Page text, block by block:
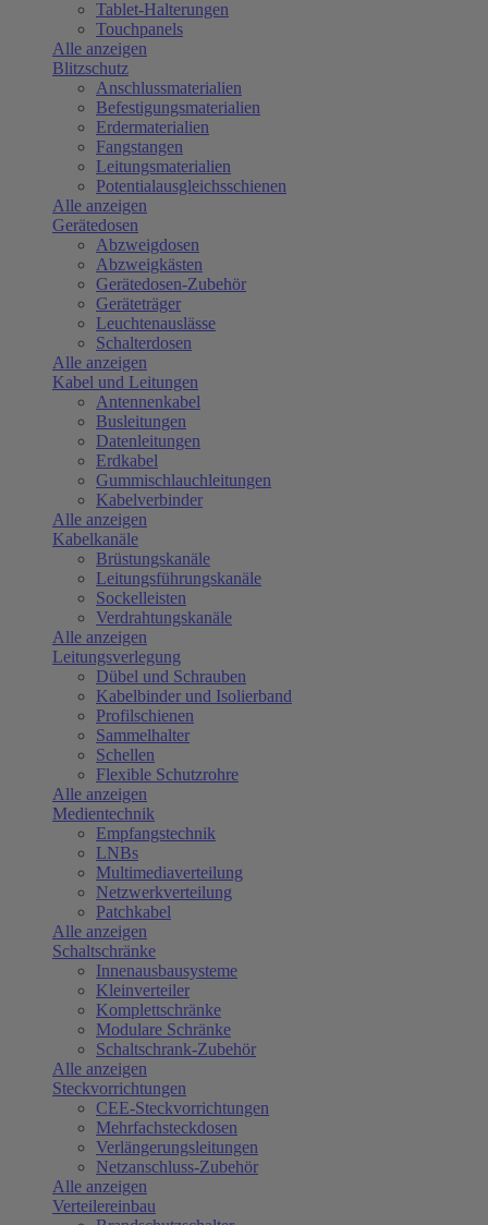
Tablet-Halterungen
Touchpanels
Alle anzeigen
Blitzschutz
Anschlussmaterialien
Befestigungsmaterialien
Erdermaterialien
Fangstangen
Leitungsmaterialien
Potentialausgleichsschienen
Alle anzeigen
Gerätedosen
Abzweigdosen
Abzweigkästen
Gerätedosen-Zubehör
Geräteträger
Leuchtenauslässe
Schalterdosen
Alle anzeigen
Kabel und Leitungen
Antennenkabel
Busleitungen
Datenleitungen
Erdkabel
Gummischlauchleitungen
Kabelverbinder
Alle anzeigen
Kabelkanäle
Brüstungskanäle
Leitungsführungskanäle
Sockelleisten
Verdrahtungskanäle
Alle anzeigen
Leitungsverlegung
Dübel und Schrauben
Kabelbinder und Isolierband
Profilschienen
Sammelhalter
Schellen
Flexible Schutzrohre
Alle anzeigen
Medientechnik
Empfangstechnik
LNBs
Multimediaverteilung
Netzwerkverteilung
Patchkabel
Alle anzeigen
Schaltschränke
Innenausbausysteme
Kleinverteiler
Komplettschränke
Modulare Schränke
Schaltschrank-Zubehör
Alle anzeigen
Steckvorrichtungen
CEE-Steckvorrichtungen
Mehrfachsteckdosen
Verlängerungsleitungen
Netzanschluss-Zubehör
Alle anzeigen
Verteilereinbau